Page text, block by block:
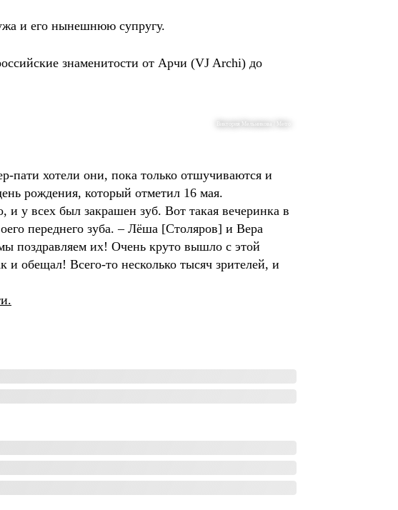
и его нынешнюю супругу.
знаменитости от Арчи (VJ Archi) до
Виктория Мельникова / Metro
пати хотели они, пока только отшучиваются и
рождения, который отметил 16 мая.
у всех был закрашен зуб. Вот такая вечеринка в
переднего зуба. – Лёша [Столяров] и Вера
поздравляем их! Очень круто вышло с этой
обещал! Всего-то несколько тысяч зрителей, и